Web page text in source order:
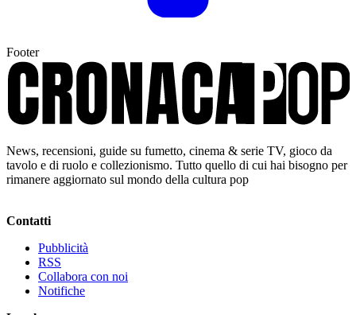
Footer
News, recensioni, guide su fumetto, cinema & serie TV, gioco da
tavolo e di ruolo e collezionismo. Tutto quello di cui hai bisogno per
rimanere aggiornato sul mondo della cultura pop
Contatti
Pubblicità
RSS
Collabora con noi
Notifiche